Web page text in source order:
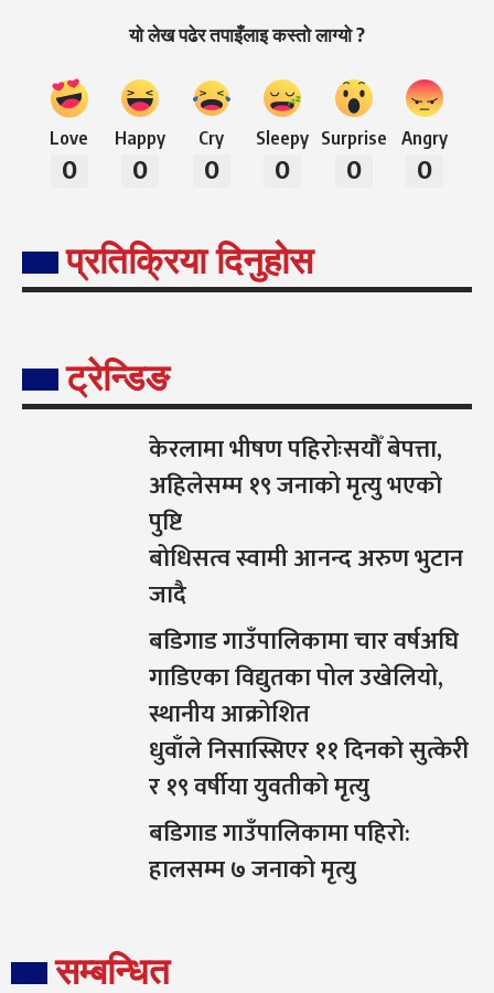
यो लेख पढेर तपाइँलाइ कस्तो लाग्यो ?
Love
0
Happy
0
Cry
0
Sleepy
0
Surprise
0
Angry
0
प्रतिक्रिया दिनुहोस
ट्रेन्डिङ
केरलामा भीषण पहिरोःसयौँ बेपत्ता,
अहिलेसम्म १९ जनाको मृत्यु भएको
पुष्टि
बोधिसत्व स्वामी आनन्द अरुण भुटान
जादै
बडिगाड गाउँपालिकामा चार वर्षअघि
गाडिएका विद्युतका पोल उखेलियो,
स्थानीय आक्रोशित
धुवाँले निसास्सिएर ११ दिनको सुत्केरी
र १९ वर्षीया युवतीको मृत्यु
बडिगाड गाउँपालिकामा पहिरो:
हालसम्म ७ जनाको मृत्यु
सम्बन्धित